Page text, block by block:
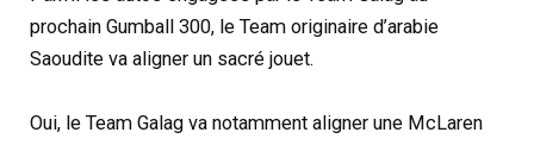
prochain Gumball 300, le Team originaire d’arabie
Saoudite va aligner un sacré jouet.
Oui, le Team Galag va notamment aligner une McLaren